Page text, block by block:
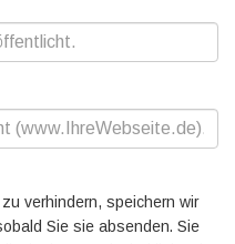
verhindern, speichern wir
Sie sie absenden. Sie